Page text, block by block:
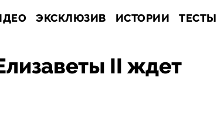
ЭКСКЛЮЗИВ ИСТОРИИ ТЕСТЫ
II ждет